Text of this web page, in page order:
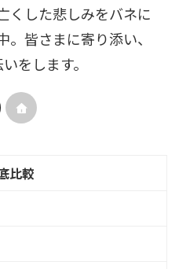
くした悲しみをバネに
皆さまに寄り添い、
をします。
比較